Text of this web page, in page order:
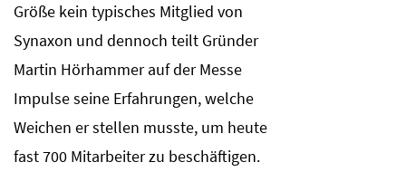
Größe kein typisches Mitglied von
Synaxon und dennoch teilt Gründer
Martin Hörhammer auf der Messe
Impulse seine Erfahrungen, welche
Weichen er stellen musste, um heute
fast 700 Mitarbeiter zu beschäftigen.